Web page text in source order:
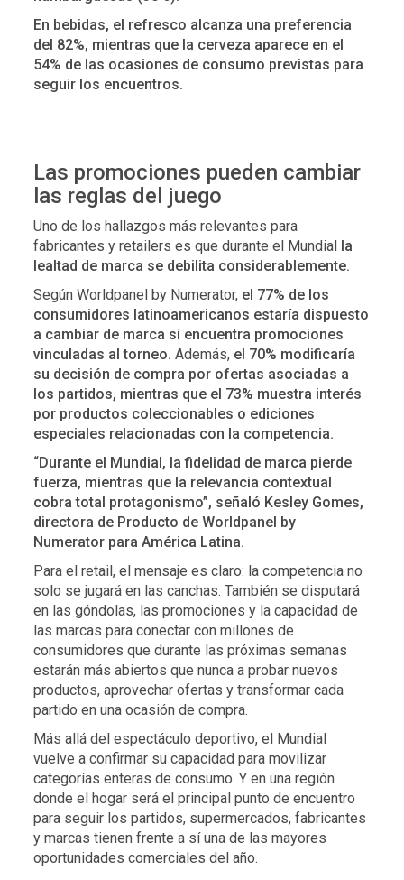
En bebidas, el refresco alcanza una preferencia
del 82%, mientras que la cerveza aparece en el
54% de las ocasiones de consumo previstas para
seguir los encuentros.
Las promociones pueden cambiar
las reglas del juego
Uno de los hallazgos más relevantes para
fabricantes y retailers es que durante el Mundial la
lealtad de marca se debilita considerablemente.
Según Worldpanel by Numerator, el 77% de los
consumidores latinoamericanos estaría dispuesto
a cambiar de marca si encuentra promociones
vinculadas al torneo.Además, el 70% modificaría
su decisión de compra por ofertas asociadas a
los partidos, mientras que el 73% muestra interés
por productos coleccionables o ediciones
especiales relacionadas con la competencia.
“Durante el Mundial, la fidelidad de marca pierde
fuerza, mientras que la relevancia contextual
cobra total protagonismo”, señaló Kesley Gomes,
directora de Producto de Worldpanel by
Numerator para América Latina.
Para el retail, el mensaje es claro: la competencia no
solo se jugará en las canchas. También se disputará
en las góndolas, las promociones y la capacidad de
las marcas para conectar con millones de
consumidores que durante las próximas semanas
estarán más abiertos que nunca a probar nuevos
productos, aprovechar ofertas y transformar cada
partido en una ocasión de compra.
Más allá del espectáculo deportivo, el Mundial
vuelve a confirmar su capacidad para movilizar
categorías enteras de consumo. Y en una región
donde el hogar será el principal punto de encuentro
para seguir los partidos, supermercados, fabricantes
y marcas tienen frente a sí una de las mayores
oportunidades comerciales del año.